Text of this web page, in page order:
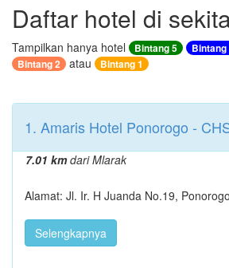
Daftar hotel di
Tampilkan hanya hotel Bintang 5 Bintang
Bintang 2
atau Bintang 1
1. Amaris Hotel Ponorogo -
7.01 kmdari Mlarak
Alamat: Jl. Ir. H Juanda No.19,
Selengkapnya